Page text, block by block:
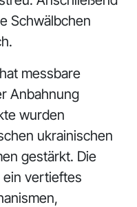
Schwälbchen
messbare
Anbahnung
wurden
ukrainischen
gestärkt. Die
ein vertieftes